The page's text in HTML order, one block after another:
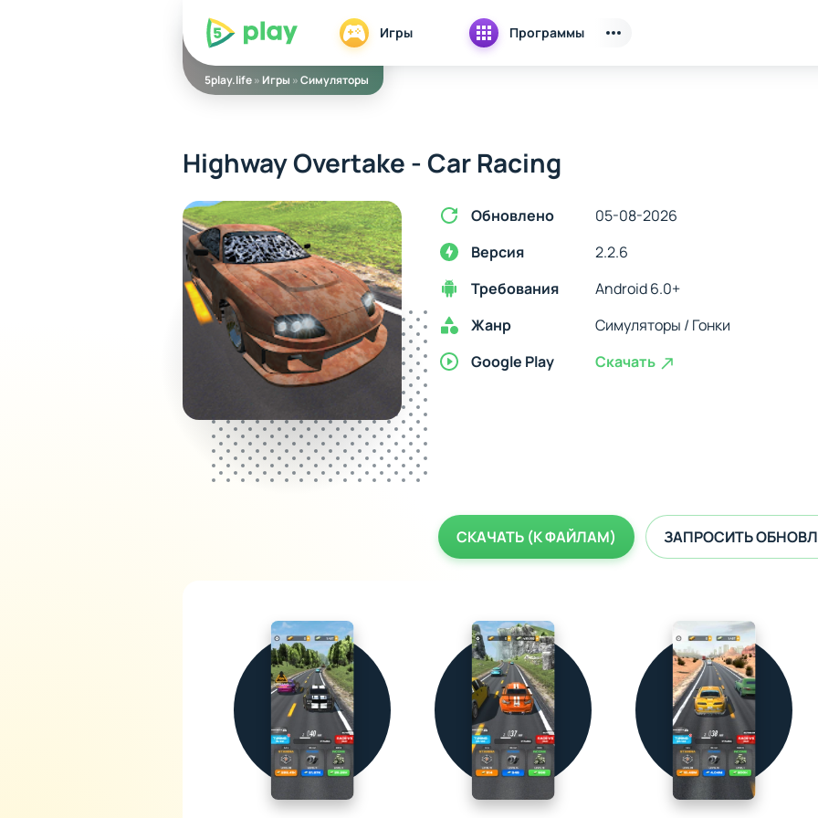
5play Игры Программы
5play.life»Игры »Симуляторы
Highway Overtake - Car Racing
Обновлено
05-08-2026
Версия
2.2.6
Требования
Android 6.0+
Жанр
Симуляторы / Гонки
Google Play
Скачать
СКАЧАТЬ (К ФАЙЛАМ) ЗАПРОСИТЬ